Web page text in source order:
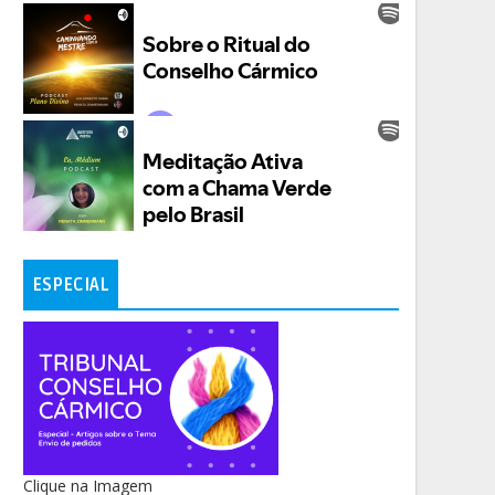
ESPECIAL
Clique na Imagem